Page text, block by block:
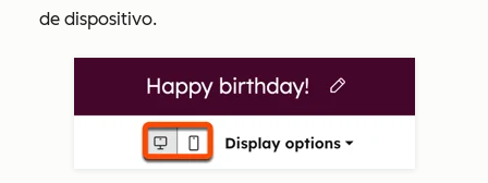
de dispositivo.